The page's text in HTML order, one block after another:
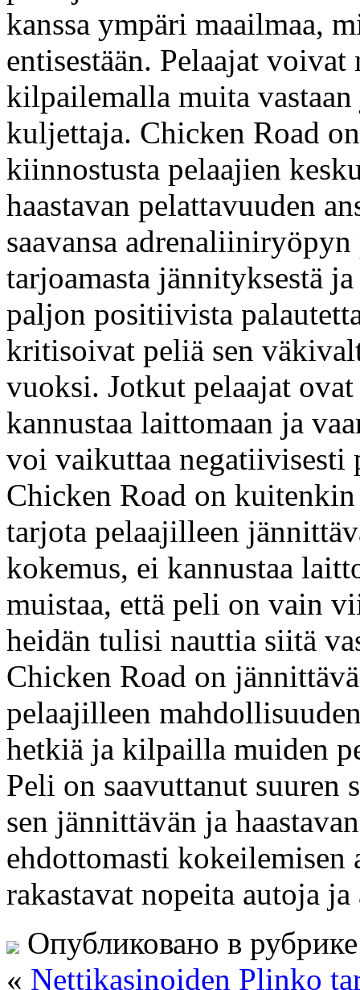
kanssa ympäri maailmaa,
entisestään. Pelaajat
kilpailemalla muita
kuljettaja. Chicken Road
kiinnostusta pelaajien
haastavan pelattavuuden
saavansa
tarjoamasta jännityksestä
paljon positiivista
kritisoivat peliä sen
vuoksi. Jotkut pelaajat
kannustaa laittomaan ja
voi vaikuttaa negatiivisesti
Chicken Road on
tarjota pelaajilleen
kokemus, ei kannustaa
muistaa, että peli on vain
heidän tulisi nauttia siitä
Chicken Road on
pelaajilleen
hetkiä ja kilpailla muiden
Peli on saavuttanut suuren
sen jännittävän ja
ehdottomasti
rakastavat nopeita autoja
Опубликовано в
« Nettikasinoiden Plinko